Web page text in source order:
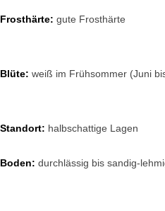
Frosthärte: gute Frosthärte
Blüte: weiß im Frühsommer (Juni
Standort: halbschattige Lagen
Boden: durchlässig bis sandig-